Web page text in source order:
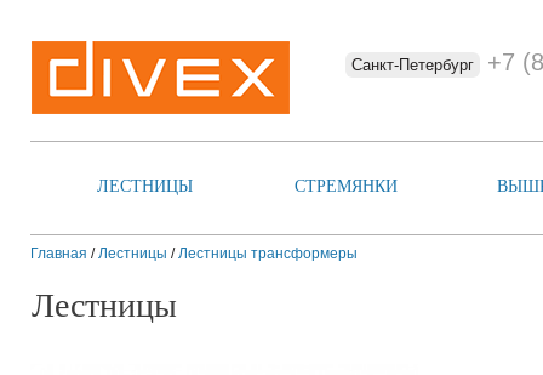
Санкт-Петербург +7
ЛЕСТНИЦЫ СТРЕМЯНКИ
Главная /Лестницы /Лестницы трансформеры
Лестницы